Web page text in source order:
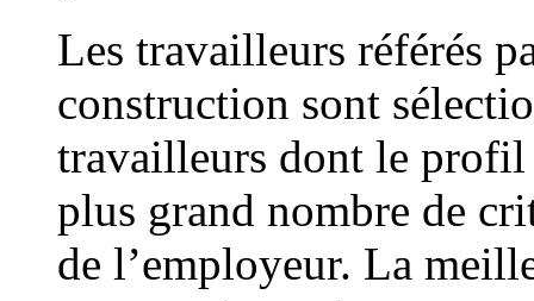
Les travailleurs référés
construction sont
travailleurs dont le profil
plus grand nombre de
de l’employeur. La